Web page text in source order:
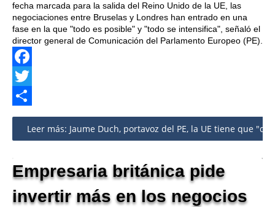
fecha marcada para la salida del Reino Unido de la UE, las
negociaciones entre Bruselas y Londres han entrado en una
fase en la que "todo es posible" y "todo se intensifica", señaló el
director general de Comunicación del Parlamento Europeo (PE).
Facebook
Twitter
Share
Leer más: Jaume Duch, portavoz del PE, la UE tiene que
Empresaria británica pide
invertir más en los negocios